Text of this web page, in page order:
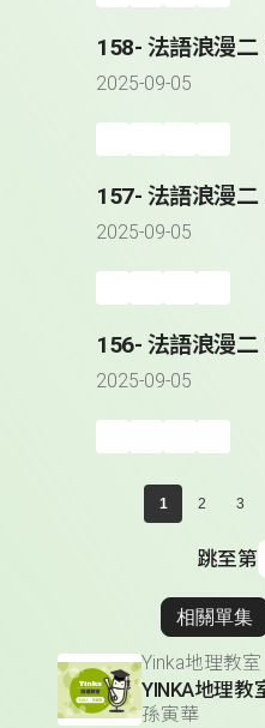
158- 法語浪漫
2025-09-05
157- 法語浪漫
2025-09-05
156- 法語浪漫
2025-09-05
1 2 3
跳至第
相關單集
Yinka地理教室
YINKA地理教
孫寅華